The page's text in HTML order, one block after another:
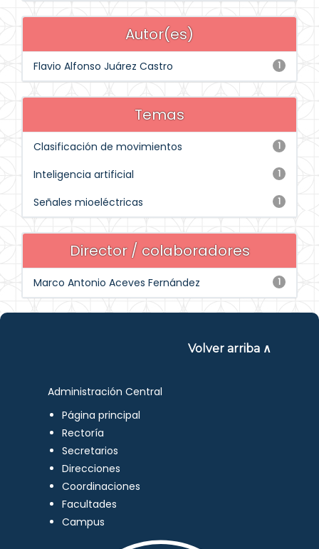
Autor(es)
1
Flavio Alfonso Juárez Castro
Temas
1
Clasificación de movimientos
1
Inteligencia artificial
1
Señales mioeléctricas
Director / colaboradores
1
Marco Antonio Aceves Fernández
Volver arriba ∧
Administración Central
Página principal
Rectoría
Secretarios
Direcciones
Coordinaciones
Facultades
Campus